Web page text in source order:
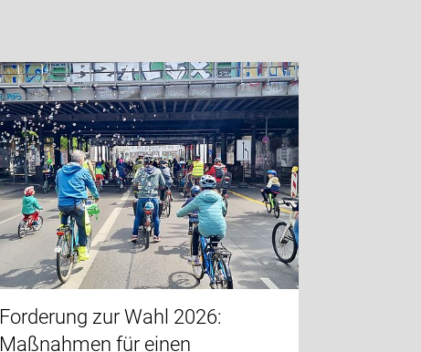
Forderung zur Wahl 2026:
Maßnahmen für einen